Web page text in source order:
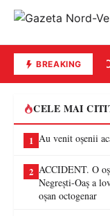
BREAKING
CELE MAI
1 Au venit oșenii
2 ACCIDENT. O
Negrești-Oaș a
oșan octogenar